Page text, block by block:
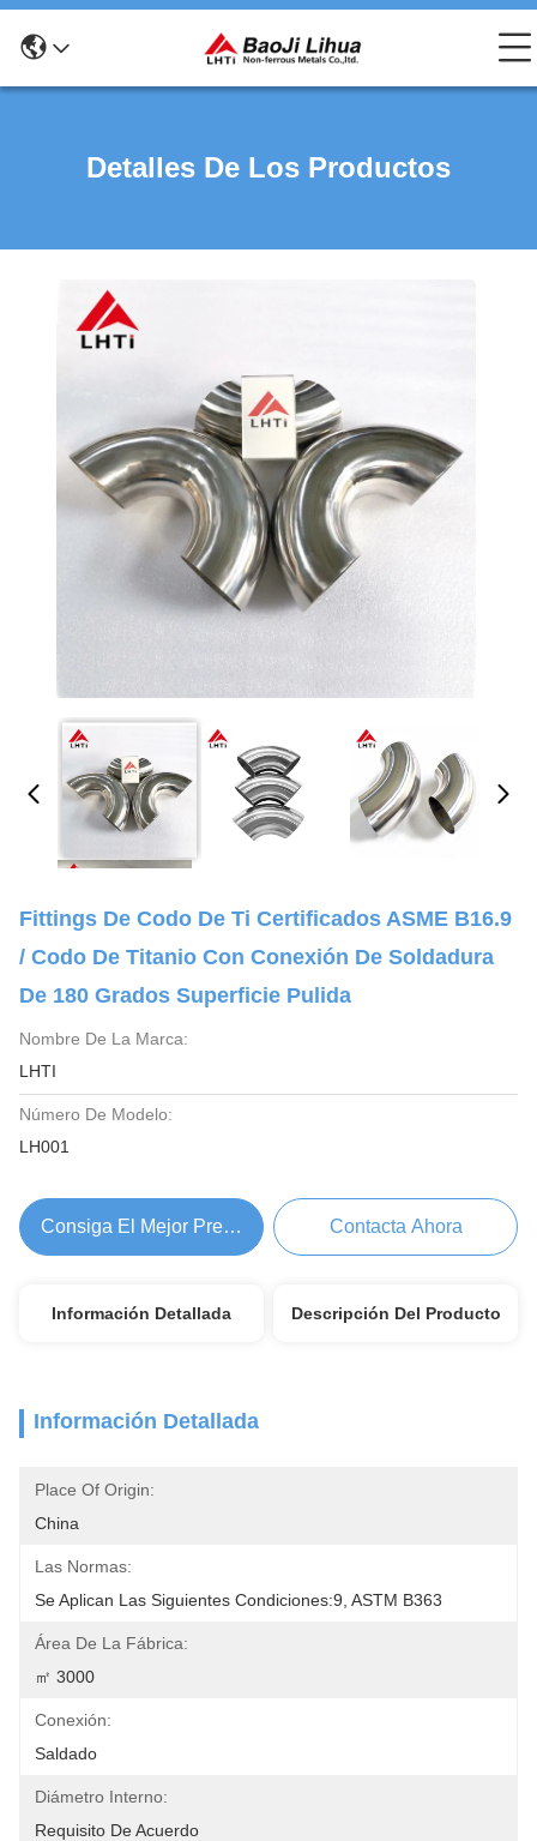
Detalles De Los Productos
Fittings De Codo De Ti Certificados ASME B16.9
/ Codo De Titanio Con Conexión De Soldadura
De 180 Grados Superficie Pulida
Nombre De La Marca:
LHTI
Número De Modelo:
LH001
Consiga El Mejor Precio Contacta Ahora
Información Detallada Descripción Del Producto
Información Detallada
Place Of Origin:
China
Las Normas:
Se Aplican Las Siguientes Condiciones:9, ASTM B363
Área De La Fábrica:
㎡ 3000
Conexión:
Saldado
Diámetro Interno:
Requisito De Acuerdo